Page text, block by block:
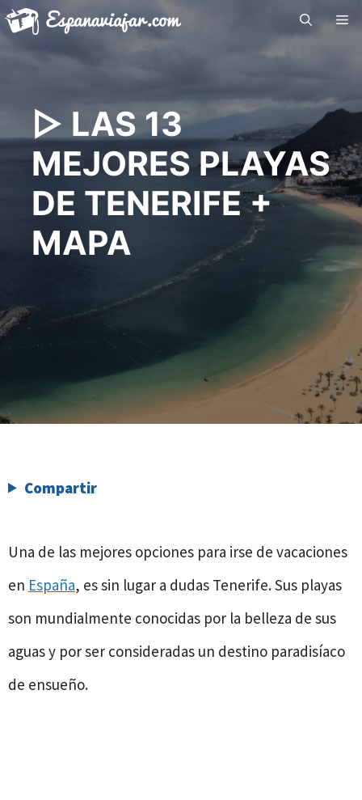
Saltar
▷ LAS 13
MEJORES PLAYAS
DE TENERIFE +
MAPA
Compartir
Una de las mejores opciones para irse de vacaciones
en España, es sin lugar a dudas Tenerife. Sus playas
son mundialmente conocidas por la belleza de sus
aguas y por ser consideradas un destino paradisíaco
de ensueño.